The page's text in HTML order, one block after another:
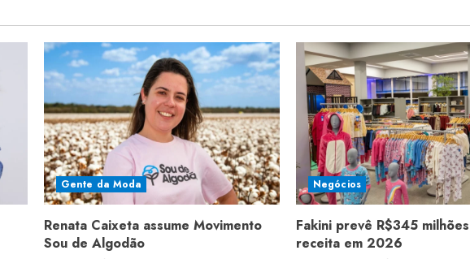
Gente da Moda
Renata Caixeta assume Movimento
Sou de Algodão
Negócios
Fakini prevê R$345
receita em 2026